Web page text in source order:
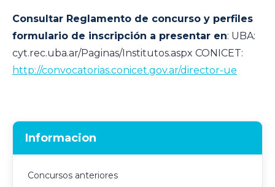
Consultar Reglamento de concurso y perfiles
formulario de inscripción a presentar en: UBA:
cyt.rec.uba.ar/Paginas/Institutos.aspx CONICET:
http://convocatorias.conicet.gov.ar/director-ue
Informacion
Concursos anteriores